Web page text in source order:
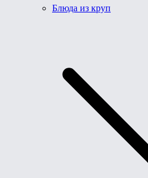
Блюда из круп